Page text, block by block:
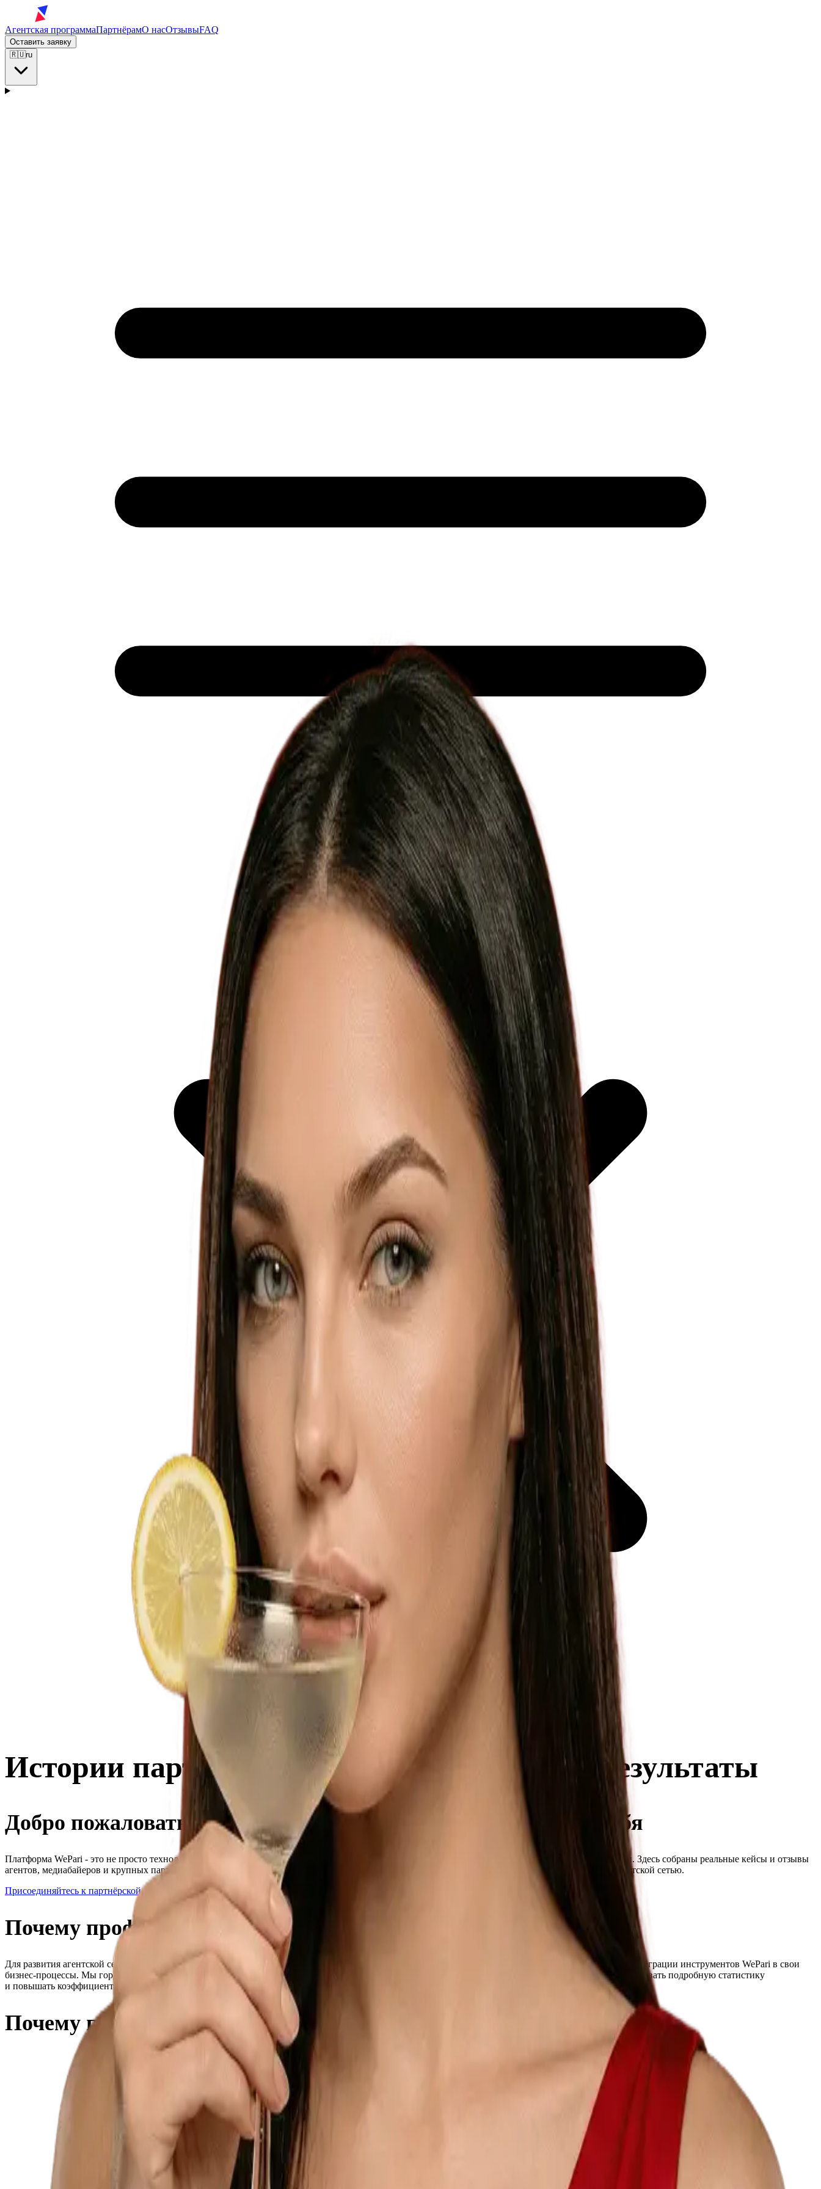
Агентская программаПартнёрамО насОтзывыFAQ
Оставить заявку
🇷🇺ru
Истории партнеров WePari и партнерские результаты
Добро пожаловать в раздел, где результаты говорят сами за себя
Платформа WePari - это не просто технологическое решение, а сильная экосистема для эффективного партнёрского маркетинга в игровой индустрии. Здесь собраны реальные кейсы и отзывы
агентов, медиабайеров и крупных партнёрских компаний, которые уже используют наши инструменты для монетизации трафика и управления агентской сетью.
Присоединяйтесь к партнёрской программе сегодня
Почему профессионалы выбирают WePari?
Для развития агентской сети необходим не только качественный продукт, но и безупречный сервис. В этом разделе наши партнеры делятся опытом интеграции инструментов WePari в свои
бизнес-процессы. Мы гордимся тем, что помогаем как начинающим агентам, так и крупным сетям автоматизировать выплаты вознаграждений, отслеживать подробную статистику
и повышать коэффициент конверсии от клика до регистрации.
Почему партнёры выбирают партнёрскую программу WePari